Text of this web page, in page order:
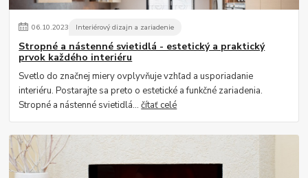
06.10.2023 Interiérový dizajn a zariadenie
Stropné a nástenné svietidlá - estetický a praktický
prvok každého interiéru
Svetlo do značnej miery ovplyvňuje vzhľad a usporiadanie
interiéru. Postarajte sa preto o estetické a funkčné zariadenia.
Stropné a nástenné svietidlá...čítať celé